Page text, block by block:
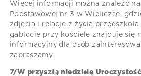
Więcej informacji można znaleźć na
Podstawowej nr 3 w Wieliczce,
zdjęcia i relacje z życia przedszkola
gablocie przy kościele znajduje się
informacyjny dla osób
zapraszamy.
7/W przyszłą niedzielę